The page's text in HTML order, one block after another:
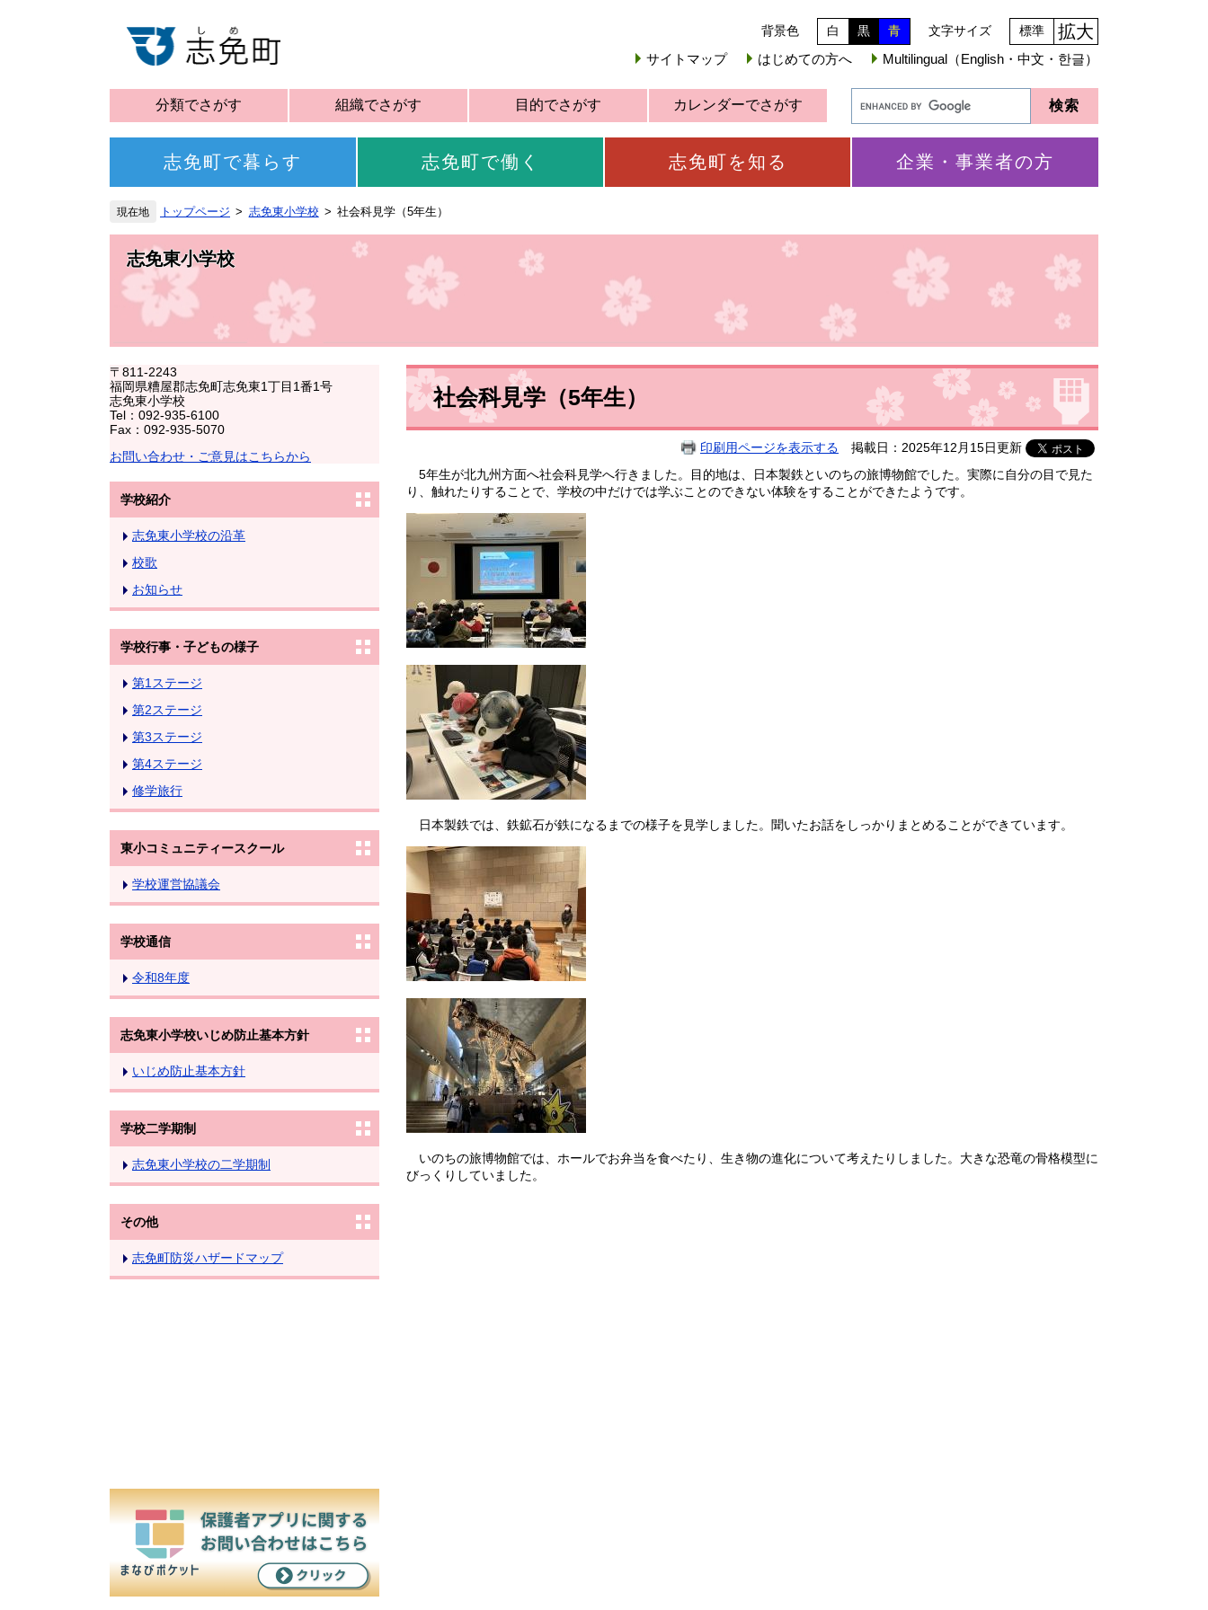
背景色 白 黒 青 文字サイズ 標準 拡大
サイトマップ はじめての方へ Multilingual（English・中文・한글）
分類でさがす 組織でさがす 目的でさがす カレンダーでさがす
志免町で暮らす 志免町で働く 志免町を知る 企業・事業者の方
トップページ 志免東小学校 社会科見学（5年生）
志免東小学校
〒811-2243
福岡県糟屋郡志免町志免東1丁目1番1号
志免東小学校
Tel：092-935-6100
Fax：092-935-5070
お問い合わせ・ご意見はこちらから
学校紹介
志免東小学校の沿革
校歌
お知らせ
学校行事・子どもの様子
第1ステージ
第2ステージ
第3ステージ
第4ステージ
修学旅行
東小コミュニティースクール
学校運営協議会
学校通信
令和8年度
志免東小学校いじめ防止基本方針
いじめ防止基本方針
学校二学期制
志免東小学校の二学期制
その他
志免町防災ハザードマップ
社会科見学（5年生）
印刷用ページを表示する 掲載日：2025年12月15日更新
5年生が北九州方面へ社会科見学へ行きました。目的地は、日本製鉄といのちの旅博物館でした。実際に自分の目で見た
り、触れたりすることで、学校の中だけでは学ぶことのできない体験をすることができたようです。
日本製鉄では、鉄鉱石が鉄になるまでの様子を見学しました。聞いたお話をしっかりまとめることができています。
いのちの旅博物館では、ホールでお弁当を食べたり、生き物の進化について考えたりしました。大きな恐竜の骨格模型に
びっくりしていました。